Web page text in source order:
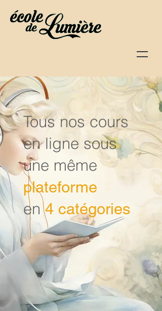
Tous nos cours
en ligne sous
une même
plateforme
en4 catégories